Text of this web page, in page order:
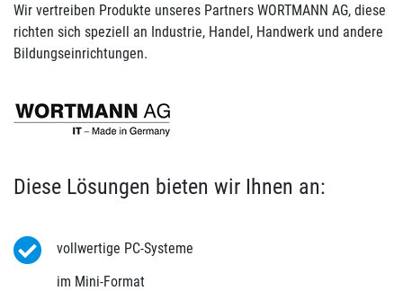
Wir vertreiben Produkte unseres Partners WORTMANN AG, diese
richten sich speziell an Industrie, Handel, Handwerk und andere
Bildungseinrichtungen.
Diese Lösungen bieten wir Ihnen an:
vollwertige PC-Systeme
im Mini-Format